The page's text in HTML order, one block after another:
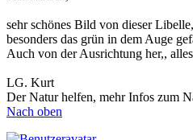
sehr schönes Bild von dieser Libelle,
besonders das grün in dem Auge
Auch von der Ausrichtung her,,
LG. Kurt
Der Natur helfen, mehr Infos zum
Nach oben